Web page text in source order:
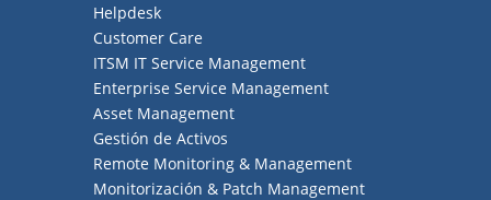
Helpdesk
Customer Care
ITSM IT Service Management
Enterprise Service Management
Asset Management
Gestión de Activos
Remote Monitoring & Management
Monitorización & Patch Management